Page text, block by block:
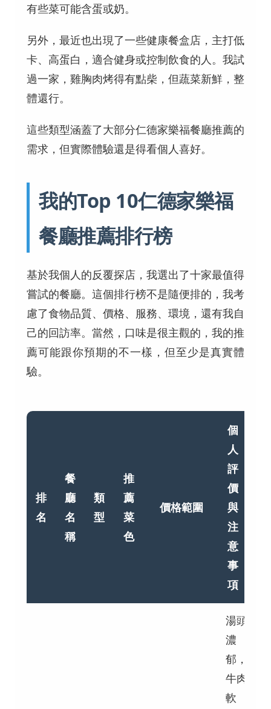
有些菜可能含蛋或奶。
另外，最近也出現了一些健康餐盒店，主打低
卡、高蛋白，適合健身或控制飲食的人。我試
過一家，雞胸肉烤得有點柴，但蔬菜新鮮，整
體還行。
這些類型涵蓋了大部分仁德家樂福餐廳推薦的
需求，但實際體驗還是得看個人喜好。
我的Top 10仁德家樂福
餐廳推薦排行榜
基於我個人的反覆探店，我選出了十家最值得
嘗試的餐廳。這個排行榜不是隨便排的，我考
慮了食物品質、價格、服務、環境，還有我自
己的回訪率。當然，口味是很主觀的，我的推
薦可能跟你預期的不一樣，但至少是真實體
驗。
排
名
餐
廳
名
稱
類
型
推
薦
菜
色
價格範圍
個
人
評
價
與
注
意
事
項
湯頭
濃
郁，
牛肉
軟